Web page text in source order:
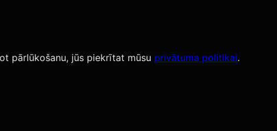
pārlūkošanu, jūs piekrītat mūsu privātuma politikai.